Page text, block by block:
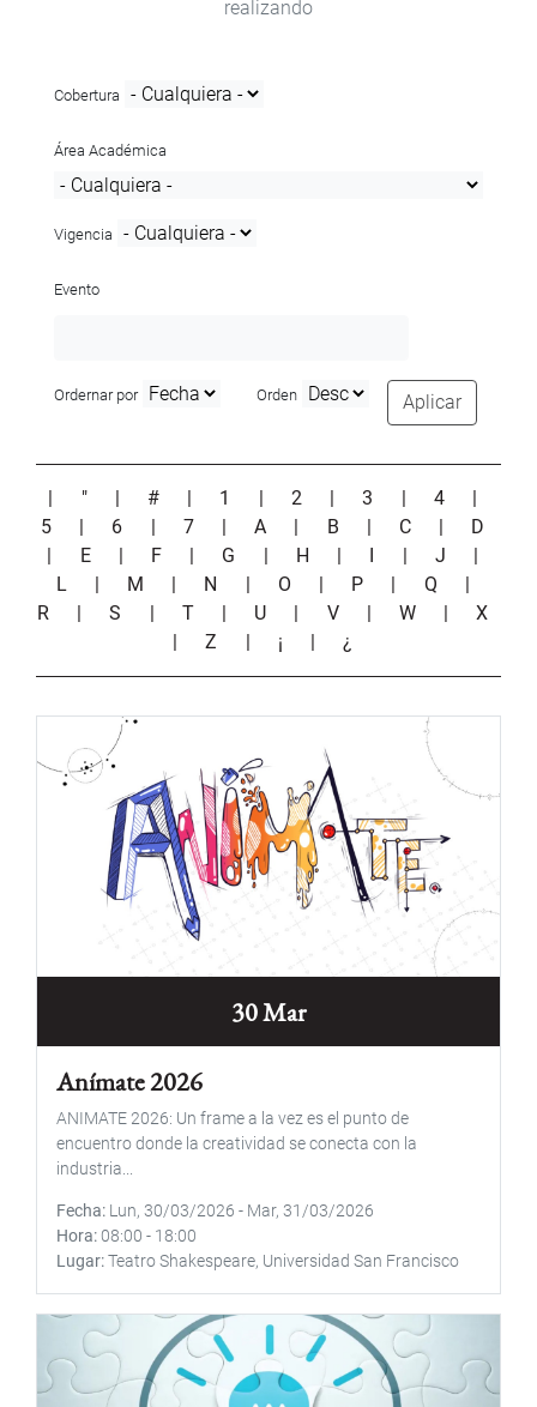
realizando
Cobertura
Área Académica
Vigencia
Evento
Ordernar por Orden Aplicar
| " | # | 1 | 2 |3 | 4
|
5
| 6 | 7 |A | B | C | D
| E | F | G | H | I | J
|
L
| M | N | O | P | Q
|
R
|S | T | U | V |W |X
|Z | ¡ |¿
30 Mar
Anímate 2026
ANIMATE 2026: Un frame a la vez es el punto de
encuentro donde la creatividad se conecta con la
industria...
Fecha Lun, 30/03/2026 - Mar, 31/03/2026
Hora 08:00 - 18:00
Lugar Teatro Shakespeare, Universidad San Francisco